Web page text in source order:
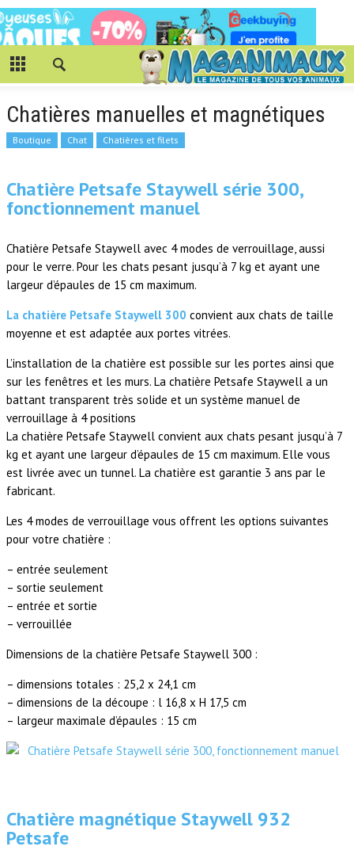
Chatières manuelles et magnétiques
Boutique Chat Chatières et filets
Chatière Petsafe Staywell série 300,
fonctionnement manuel
Chatière Petsafe Staywell avec 4 modes de verrouillage, aussi
pour le verre. Pour les chats pesant jusqu’à 7 kg et ayant une
largeur d’épaules de 15 cm maximum.
La chatière Petsafe Staywell 300 convient aux chats de taille
moyenne et est adaptée aux portes vitrées.
L’installation de la chatière est possible sur les portes ainsi que
sur les fenêtres et les murs. La chatière Petsafe Staywell a un
battant transparent très solide et un système manuel de
verrouillage à 4 positions
La chatière Petsafe Staywell convient aux chats pesant jusqu’à 7
kg et ayant une largeur d’épaules de 15 cm maximum. Elle vous
est livrée avec un tunnel. La chatière est garantie 3 ans par le
fabricant.
Les 4 modes de verrouillage vous offrent les options suivantes
pour votre chatière :
– entrée seulement
– sortie seulement
– entrée et sortie
– verrouillée
Dimensions de la chatière Petsafe Staywell 300 :
– dimensions totales : 25,2 x 24,1 cm
– dimensions de la découpe : l 16,8 x H 17,5 cm
– largeur maximale d’épaules : 15 cm
Chatière magnétique Staywell 932
Petsafe